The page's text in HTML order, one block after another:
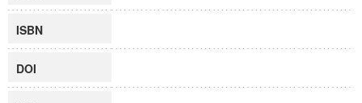
ISBN
DOI